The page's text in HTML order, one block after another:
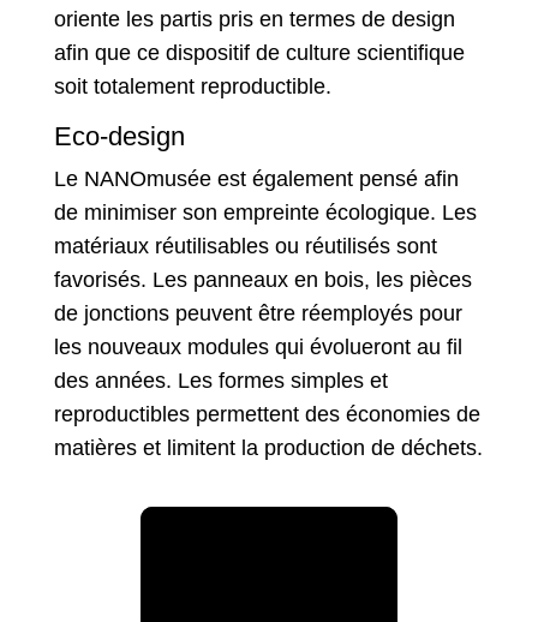
oriente les partis pris en termes de design
afin que ce dispositif de culture scientifique
soit totalement reproductible.
Eco-design
Le NANOmusée est également pensé afin
de minimiser son empreinte écologique. Les
matériaux réutilisables ou réutilisés sont
favorisés. Les panneaux en bois, les pièces
de jonctions peuvent être réemployés pour
les nouveaux modules qui évolueront au fil
des années. Les formes simples et
reproductibles permettent des économies de
matières et limitent la production de déchets.